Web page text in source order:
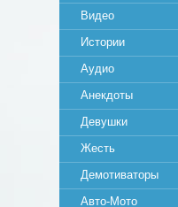
Видео
Истории
Аудио
Анекдоты
Девушки
Жесть
Демотиваторы
Авто-Мото